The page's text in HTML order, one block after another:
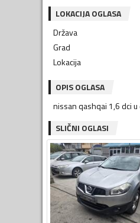
LOKACIJA OGLASA
Država
Grad
Lokacija
OPIS OGLASA
nissan qashqai 1,6 dci
SLIČNI OGLASI